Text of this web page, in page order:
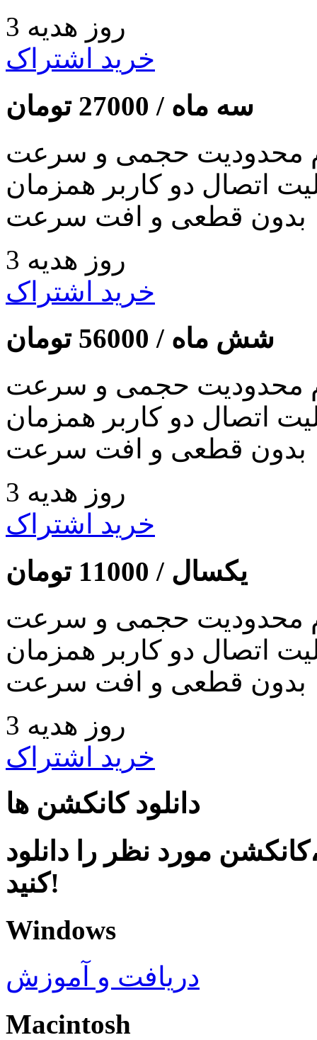
3 روز هدیه
خرید اشتراک
سه ماه / 27000 تومان
محدودیت حجمی و سرعت
اتصال دو کاربر همزمان
بدون قطعی و افت سرعت
3 روز هدیه
خرید اشتراک
شش ماه / 56000 تومان
محدودیت حجمی و سرعت
اتصال دو کاربر همزمان
بدون قطعی و افت سرعت
3 روز هدیه
خرید اشتراک
یکسال / 11000 تومان
محدودیت حجمی و سرعت
اتصال دو کاربر همزمان
بدون قطعی و افت سرعت
3 روز هدیه
خرید اشتراک
دانلود کانکشن ها
مورد نظر را دانلود
کنید!
Windows
دریافت و آموزش
Macintosh